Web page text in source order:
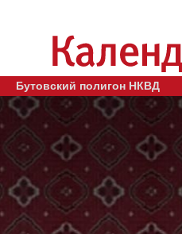
Бутовский полигон НКВД